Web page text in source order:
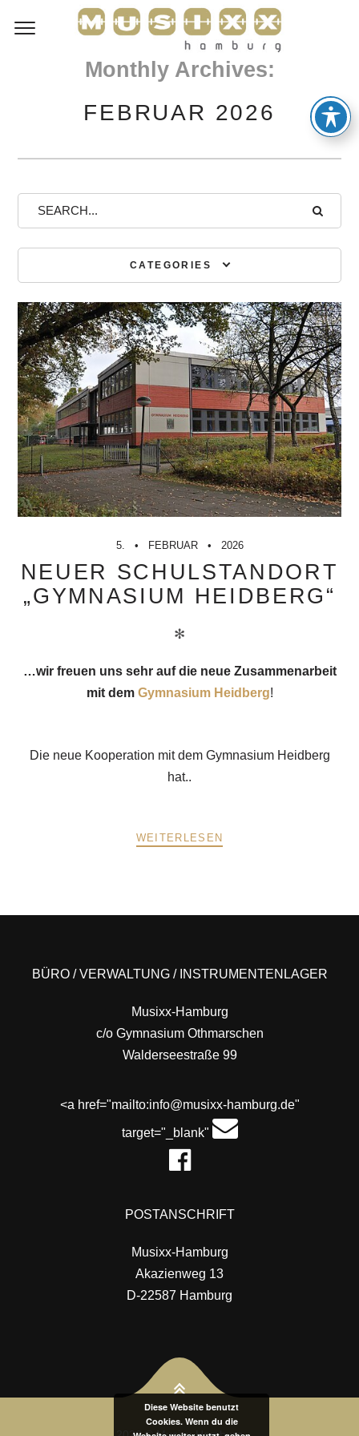
Monthly Archives:
FEBRUAR 2026
CATEGORIES
5. FEBRUAR 2026
NEUER SCHULSTANDORT
„GYMNASIUM HEIDBERG“
✻
…wir freuen uns sehr auf die neue Zusammenarbeit
mit dem Gymnasium Heidberg!
Die neue Kooperation mit dem Gymnasium Heidberg
hat..
WEITERLESEN
BÜRO / VERWALTUNG / INSTRUMENTENLAGER
Musixx-Hamburg
c/o Gymnasium Othmarschen
Walderseestraße 99
<a href="mailto:info@musixx-hamburg.de"
target="_blank"
POSTANSCHRIFT
Musixx-Hamburg
Akazienweg 13
D-22587 Hamburg
Diese Website benutzt
Cookies. Wenn du die